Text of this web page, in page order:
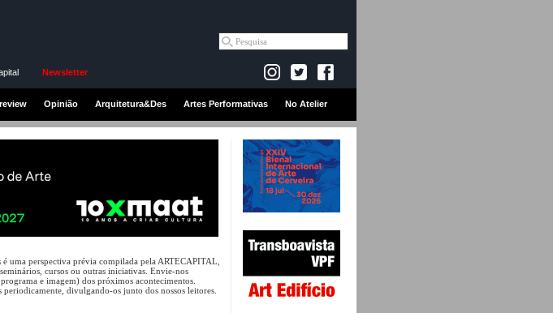
Newsletter
Opinião Arquitetura&Des Artes Performativas No Atelier
é uma perspectiva prévia compilada pela ARTECAPITAL,
cursos ou outras iniciativas. Envie-nos
e imagem) dos próximos acontecimentos.
periodicamente, divulgando-os junto dos nossos leitores.